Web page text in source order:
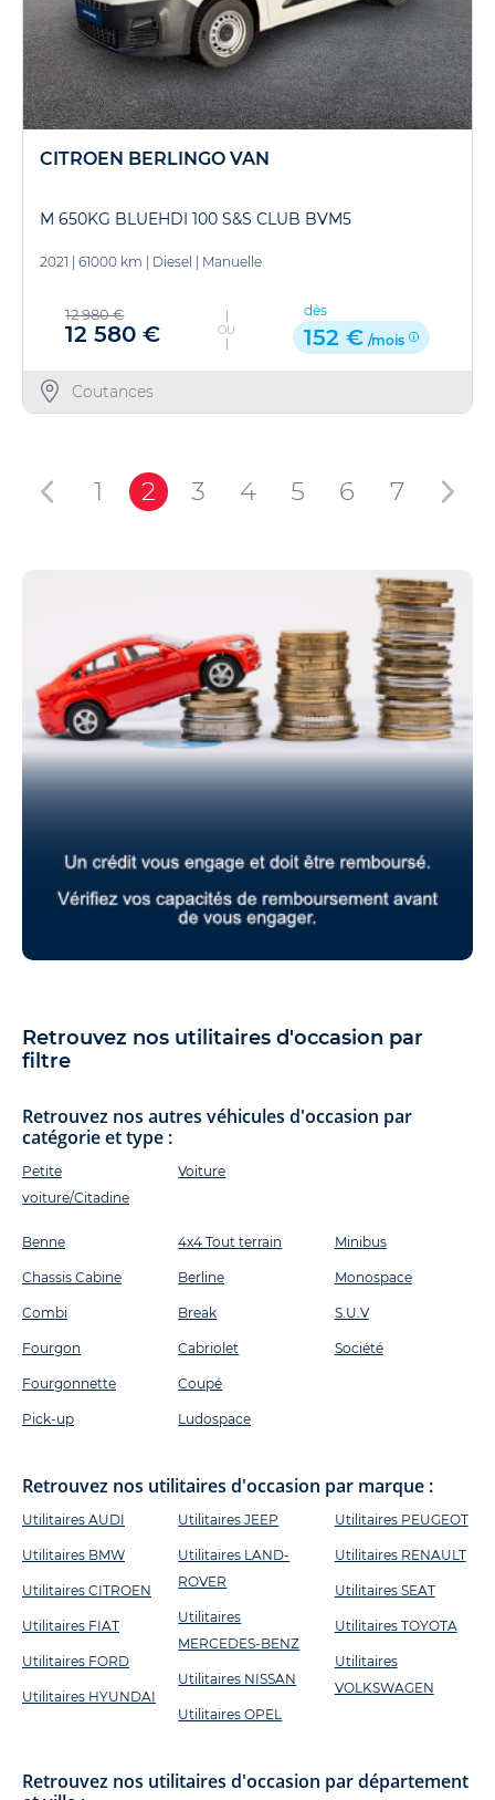
CITROEN BERLINGO VAN
M 650KG BLUEHDI 100 S&S CLUB BVM5
2021 61000 km Diesel Manuelle
12 980 €
12 580 € OU
dès
152 € /mois
Coutances
1 2 3 4 5 6 7
Retrouvez nos utilitaires d'occasion par
filtre
Retrouvez nos autres véhicules d'occasion par
catégorie et type :
Petite
voiture/Citadine
Voiture
Benne
Chassis Cabine
Combi
Fourgon
Fourgonnette
Pick-up
4x4 Tout terrain
Berline
Break
Cabriolet
Coupé
Ludospace
Minibus
Monospace
S.U.V
Société
Retrouvez nos utilitaires d'occasion par marque :
Utilitaires AUDI
Utilitaires BMW
Utilitaires CITROEN
Utilitaires FIAT
Utilitaires FORD
Utilitaires HYUNDAI
Utilitaires JEEP
Utilitaires LAND-
ROVER
Utilitaires
MERCEDES-BENZ
Utilitaires NISSAN
Utilitaires OPEL
Utilitaires PEUGEOT
Utilitaires RENAULT
Utilitaires SEAT
Utilitaires TOYOTA
Utilitaires
VOLKSWAGEN
Retrouvez nos utilitaires d'occasion par département